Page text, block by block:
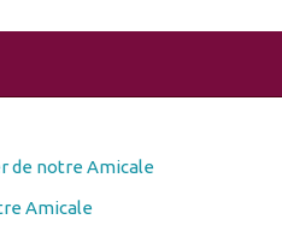
de notre Amicale
Amicale